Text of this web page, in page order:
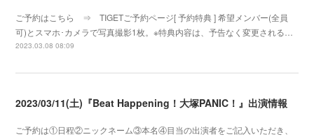
ご予約はこちら ⇒ TIGETご予約ページ[ 予約特典 ] 希望メンバー(全員
可)とスマホ･カメラで写真撮影1枚。※特典内容は、予告なく変更される…
2023.03.08 08:09
2023/03/11(土)『Beat Happening！大塚PANIC！』出演情報
ご予約は①日程②ニックネーム③本名④目当の出演者をご記入いただき、